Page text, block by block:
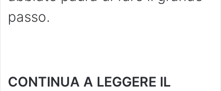
passo.
CONTINUA A LEGGERE IL